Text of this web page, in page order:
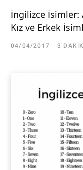
İngilizce İsimler:
Kız ve Erkek
04/04/2017 3